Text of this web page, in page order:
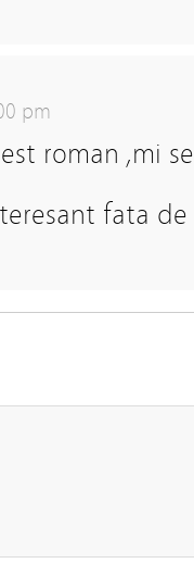
pm
roman ,mi
fata